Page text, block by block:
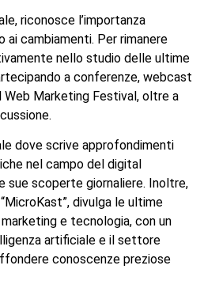
riconosce l’importanza
ai cambiamenti. Per rimanere
nello studio delle ultime
a conferenze, webcast
Marketing Festival, oltre a
dove scrive approfondimenti
nel campo del digital
sue scoperte giornaliere. Inoltre,
divulga le ultime
e tecnologia, con un
artificiale e il settore
conoscenze preziose